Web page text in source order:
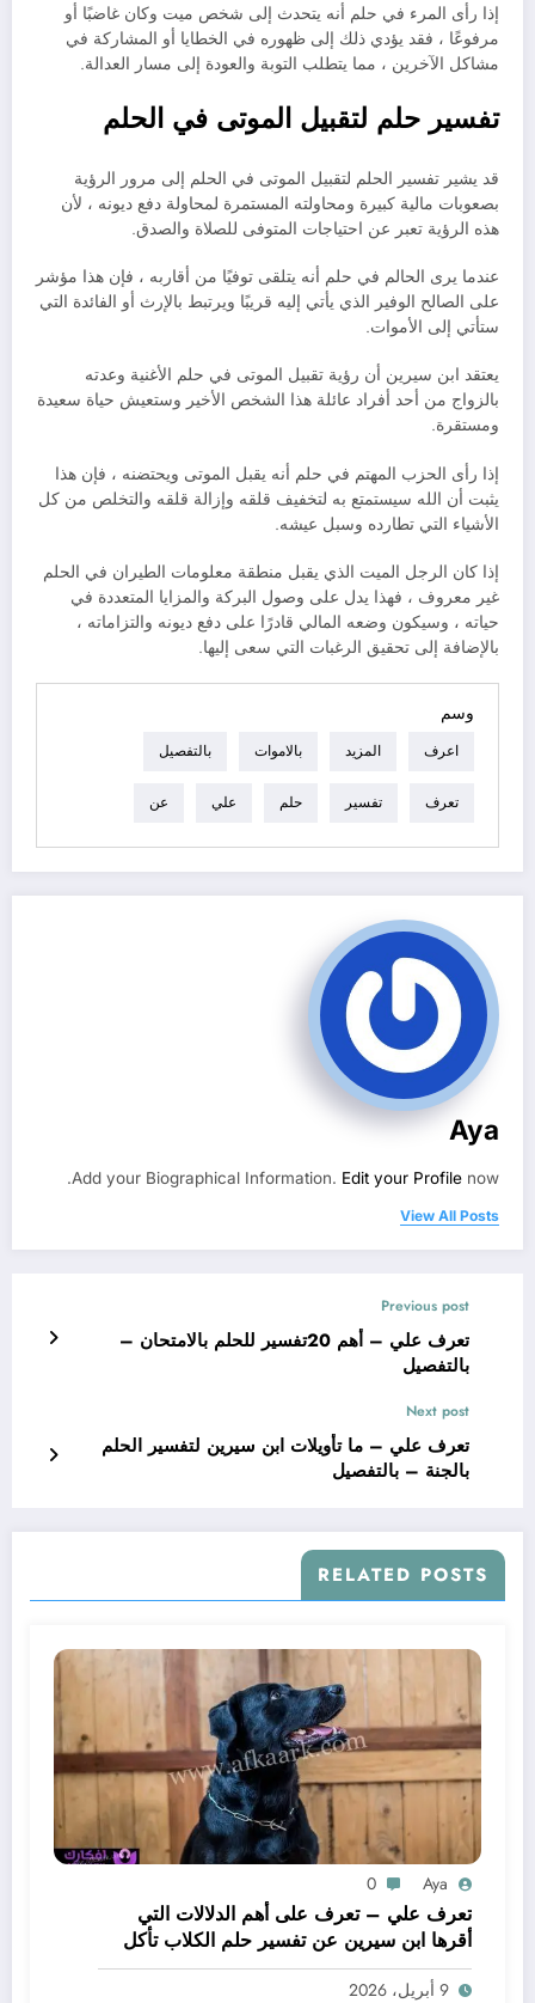
إذا رأى المرء في حلم أنه يتحدث إلى شخص ميت وكان غاضبًا أو
مرفوعًا ، فقد يؤدي ذلك إلى ظهوره في الخطايا أو المشاركة في
مشاكل الآخرين ، مما يتطلب التوبة والعودة إلى مسار العدالة.
تفسير حلم لتقبيل الموتى في الحلم
قد يشير تفسير الحلم لتقبيل الموتى في الحلم إلى مرور الرؤية
بصعوبات مالية كبيرة ومحاولته المستمرة لمحاولة دفع ديونه ، لأن
هذه الرؤية تعبر عن احتياجات المتوفى للصلاة والصدق.
عندما يرى الحالم في حلم أنه يتلقى توفيًا من أقاربه ، فإن هذا مؤشر
على الصالح الوفير الذي يأتي إليه قريبًا ويرتبط بالإرث أو الفائدة التي
ستأتي إلى الأموات.
يعتقد ابن سيرين أن رؤية تقبيل الموتى في حلم الأغنية وعدته
بالزواج من أحد أفراد عائلة هذا الشخص الأخير وستعيش حياة سعيدة
ومستقرة.
إذا رأى الحزب المهتم في حلم أنه يقبل الموتى ويحتضنه ، فإن هذا
يثبت أن الله سيستمتع به لتخفيف قلقه وإزالة قلقه والتخلص من كل
الأشياء التي تطارده وسبل عيشه.
إذا كان الرجل الميت الذي يقبل منطقة معلومات الطيران في الحلم
غير معروف ، فهذا يدل على وصول البركة والمزايا المتعددة في
حياته ، وسيكون وضعه المالي قادرًا على دفع ديونه والتزاماته ،
بالإضافة إلى تحقيق الرغبات التي سعى إليها.
وسم
اعرف المزيد بالاموات بالتفصيل
تعرف تفسير حلم علي عن
Aya
Add your Biographical Information. Edit your Profile now.
View All Posts
Previous post
تعرف علي – أهم 20تفسير للحلم بالامتحان –
بالتفصيل
Next post
تعرف علي – ما تأويلات ابن سيرين لتفسير الحلم
بالجنة – بالتفصيل
RELATED POSTS
Aya
0
تعرف علي – تعرف على أهم الدلالات التي
أقرها ابن سيرين عن تفسير حلم الكلاب تأكل
لحم – بالتفصيل
9 أبريل، 2026